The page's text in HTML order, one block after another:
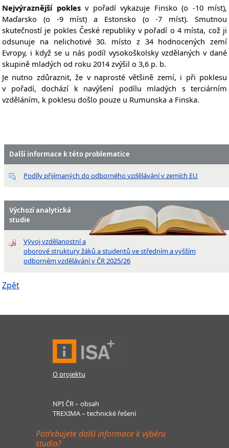
Nejvýraznější poklesv pořadí vykazuje Finsko (o -10 míst),
Maďarsko (o -9 míst) a Estonsko (o -7 míst). Smutnou
skutečností je pokles České republiky v pořadí o 4 místa, což ji
odsunuje na nelichotivé 30. místo z 34 hodnocených zemí
Evropy, i když se u nás podíl vysokoškolsky vzdělaných v dané
skupině mladých od roku 2014 zvýšil o 3,6 p. b.
Je nutno zdůraznit, že v naprosté většině zemí, i při poklesu
v pořadí, dochází k navýšení podílu mladých s terciárním
vzděláním, k poklesu došlo pouze u Rumunska a Finska.
Další informace k této problematice
Podíly přijímaných do odborného vzdělávání v zemích EU
Výchozí analytická
studie
Vývoj vzdělanostní a
oborové struktury žáků a studentů ve středním a vyšším
odborném vzdělávání v ČR 2025/26
Zpět
O projektu
NPI ČR – obsah
TREXIMA – technické řešení
Potřebujete další informace k výběru
studia?